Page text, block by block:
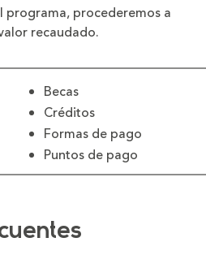
programa, procederemos a
recaudado.
Becas
Créditos
Formas de pago
Puntos de pago